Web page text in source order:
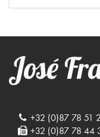
+32 (0)87 78 51
+32 (0)87 78 44